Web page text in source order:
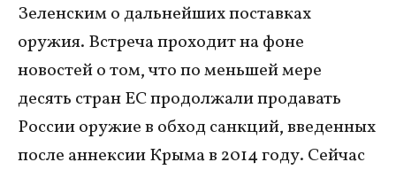
Зеленским о дальнейших поставках
оружия. Встреча проходит на фоне
новостей о том, что по меньшей мере
десять стран ЕС продолжали продавать
России оружие в обход санкций, введенных
после аннексии Крыма в 2014 году. Сейчас